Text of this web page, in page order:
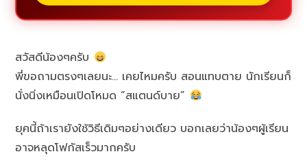
สวัสดีน้องๆครับ
พี่ขอถามตรงๆเลยนะ… เคยไหมครับ สอนแทบตาย นักเรียนก็
นั่งนิ่งเหมือนเปิดโหมด “สแตนด์บาย”
ยุคนี้ถ้าเรายังใช้วิธีเดิมๆอย่างเดียว บอกเลยว่าน้องๆผู้เรียน
อาจหลุดโฟกัสเร็วมากครับ